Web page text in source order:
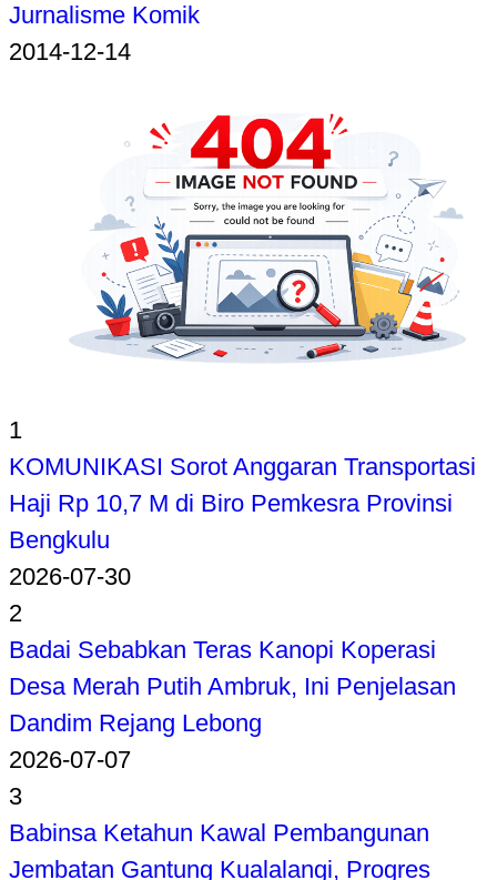
Jurnalisme Komik
2014-12-14
1
KOMUNIKASI Sorot Anggaran Transportasi
Haji Rp 10,7 M di Biro Pemkesra Provinsi
Bengkulu
2026-07-30
2
Badai Sebabkan Teras Kanopi Koperasi
Desa Merah Putih Ambruk, Ini Penjelasan
Dandim Rejang Lebong
2026-07-07
3
Babinsa Ketahun Kawal Pembangunan
Jembatan Gantung Kualalangi, Progres